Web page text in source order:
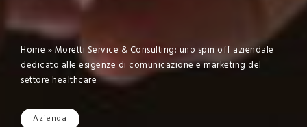
Home »Moretti Service & Consulting: uno spin off aziendale
dedicato alle esigenze di comunicazione e marketing del
settore healthcare
Azienda